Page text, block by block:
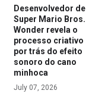
Desenvolvedor de
Super Mario Bros.
Wonder revela o
processo criativo
por trás do efeito
sonoro do cano
minhoca
July 07, 2026